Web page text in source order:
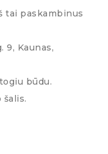
tai paskambinus
9, Kaunas,
būdu.